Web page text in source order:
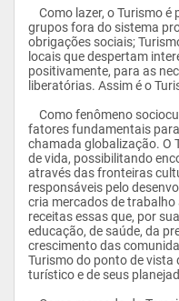
grupos fora do sistema
obrigações sociais;
locais que despertam
positivamente, para as
liberatórias. Assim é o
fatores fundamentais
chamada globalização. O
de vida, possibilitando
através das fronteiras
responsáveis pelo
cria mercados de
receitas essas que, por
educação, de saúde, da
crescimento das
Turismo do ponto de
turístico e de seus